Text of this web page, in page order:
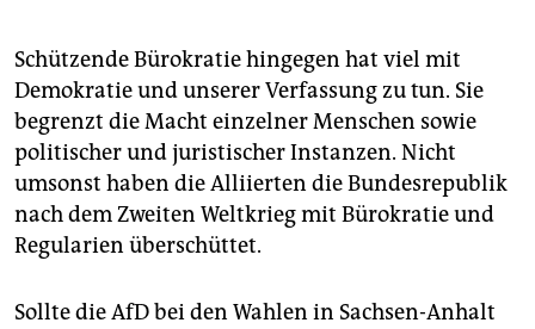
Schützende Bürokratie hingegen hat viel mit
Demokratie und unserer Verfassung zu tun. Sie
begrenzt die Macht einzelner Menschen sowie
politischer und juristischer Instanzen. Nicht
umsonst haben die Alliierten die Bundesrepublik
nach dem Zweiten Weltkrieg mit Bürokratie und
Regularien überschüttet.
Sollte die AfD bei den Wahlen in Sachsen-Anhalt